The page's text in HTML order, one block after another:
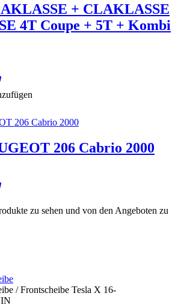
+ CLAKLASSE
4T Coupe + 5T + Kombi
206 Cabrio 2000
zu sehen und von den Angeboten zu
/ Frontscheibe Tesla X 16-